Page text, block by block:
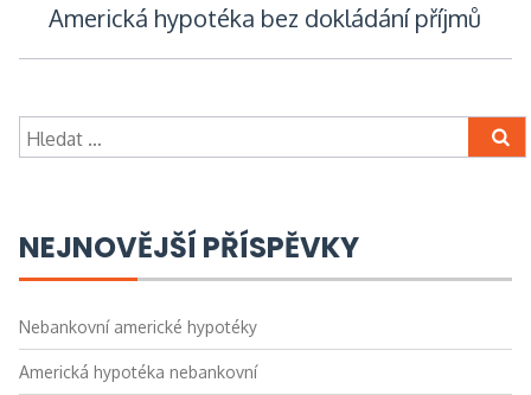
příspěvek
Americká hypotéka bez dokládání příjmů
Vyhledávání
NEJNOVĚJŠÍ PŘÍSPĚVKY
Nebankovní americké hypotéky
Americká hypotéka nebankovní